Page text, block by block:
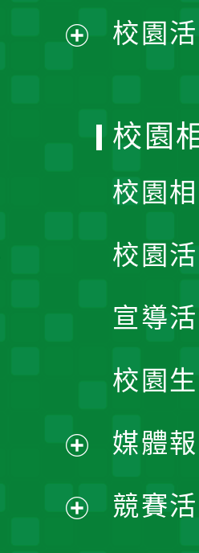
單
校園
校園
校園
校園
宣導
校園
媒體
競賽
開